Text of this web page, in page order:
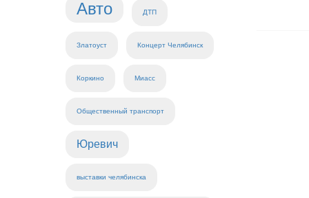
Авто ДТП
Златоуст Концерт Челябинск
Коркино Миасс
Общественный транспорт
Юревич
выставки челябинска